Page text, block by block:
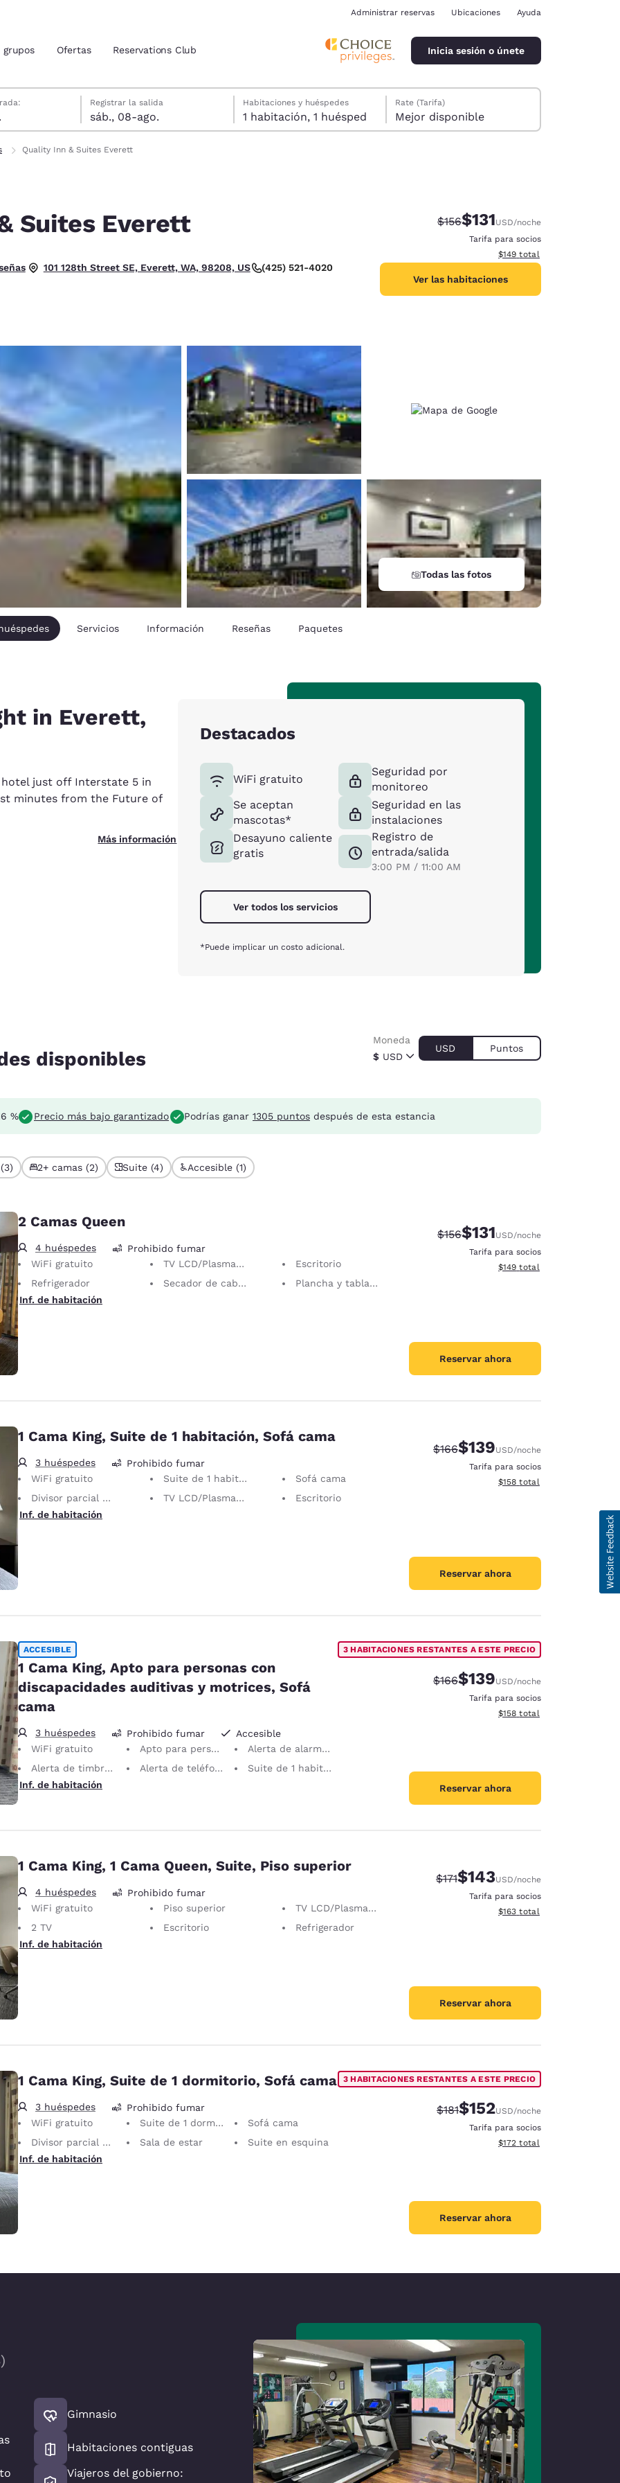
actuales
Estados Unidos
Español
Latin America Canada
España
Español
France
Italiano
Italy
English
English
New Zealand
English
Administrar reservas Ubicaciones Ayuda
grupos Ofertas Reservations Club Inicia sesión o únete
Registrar la salida
sáb., 08-ago.
fecha de check-out seleccionada
fecha de check-in seleccionada
Habitaciones y huéspedes
1 habitación, 1 huésped
Rate (Tarifa)
Mejor disponible
Quality Inn & Suites Everett
Suites Everett
Bueno.
101 128th Street SE, Everett, WA, 98208, US (425) 521-4020
Precio tachado:
$156Precio con descuento:
$131USD/noche
Tarifa para socios
Ver detalles del total
$149 total
Ver las habitaciones
Todas las fotos
Servicios Información Reseñas Paquetes
in Everett,
just off Interstate 5 in
minutes from the Future of
Más información
Destacados
WiFi gratuito
Se aceptan
mascotas*
Desayuno caliente
gratis
Seguridad por
monitoreo
Seguridad en las
instalaciones
Registro de
entrada/salida
3:00 PM / 11:00 AM
Ver todos los servicios
*Puede implicar un costo adicional.
disponibles $ USD
Moneda
USD Puntos
% Precio más bajo garantizado Podrías ganar 1305 puntos después de esta estancia
2+ camas (2) Suite (4) Accesible (1)
2 Camas Queen
4 huéspedes
Prohibido fumar
WiFi gratuito
TV LCD/Plasma de 32 pulgadas
Escritorio
Refrigerador
Secador de cabello
Plancha y tabla de planchar
Inf. de habitación
Precio tachado:
$156Precio con descuento:
$131USD/noche
Tarifa para socios
Ver detalles del total
$149 total
Reservar ahora
1 Cama King, Suite de 1 habitación, Sofá cama
3 huéspedes
Prohibido fumar
WiFi gratuito
Suite de 1 habitación
Sofá cama
Divisor parcial de habitación
TV LCD/Plasma de 32 pulgadas
Escritorio
Inf. de habitación
Precio tachado:
$166Precio con descuento:
$139USD/noche
Tarifa para socios
Ver detalles del total
$158 total
Reservar ahora
ACCESIBLE
1 Cama King, Apto para personas con
discapacidades auditivas y motrices, Sofá
cama
3 huéspedes Prohibido fumar
Accesible
WiFi gratuito
Apto para personas con discapacidades auditivas y motrices
Alerta de alarma visual
Alerta de timbre visual
Alerta de teléfono visual
Suite de 1 habitación
Inf. de habitación
3 HABITACIONES RESTANTES A ESTE PRECIO
Precio tachado:
$166Precio con descuento:
$139USD/noche
Tarifa para socios
Ver detalles del total
$158 total
Reservar ahora
1 Cama King, 1 Cama Queen, Suite, Piso superior
4 huéspedes
Prohibido fumar
WiFi gratuito
Piso superior
TV LCD/Plasma de 32 pulgadas
2 TV
Escritorio
Refrigerador
Inf. de habitación
Precio tachado:
$171Precio con descuento:
$143USD/noche
Tarifa para socios
Ver detalles del total
$163 total
Reservar ahora
1 Cama King, Suite de 1 dormitorio, Sofá cama
3 huéspedes
Prohibido fumar
WiFi gratuito
Suite de 1 dormitorio
Sofá cama
Divisor parcial de habitación
Sala de estar
Suite en esquina
Inf. de habitación
3 HABITACIONES RESTANTES A ESTE PRECIO
Precio tachado:
$181Precio con descuento:
$152USD/noche
Tarifa para socios
Ver detalles del total
$172 total
Reservar ahora
)
Gimnasio
Habitaciones contiguas
Viajeros del gobierno: